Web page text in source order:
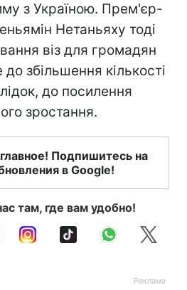
з Україною. Прем'єр-
Нетаньяху тоді
віз для громадян
збільшення кількості
до посилення
зростання.
Подпишитесь на
в Google!
там, где вам удобно!